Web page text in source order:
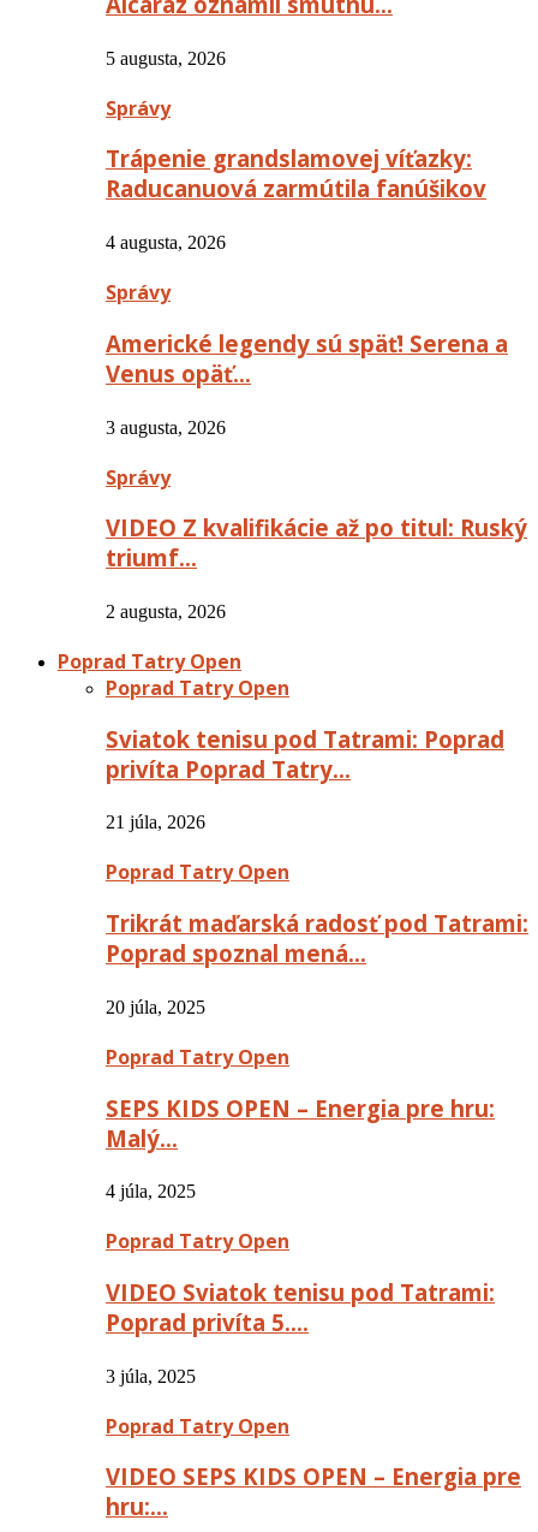
5 augusta, 2026
Správy
Trápenie grandslamovej víťazky:
Raducanuová zarmútila fanúšikov
4 augusta, 2026
Správy
Americké legendy sú späť! Serena a
Venus opäť…
3 augusta, 2026
Správy
VIDEO Z kvalifikácie až po titul: Ruský
triumf…
2 augusta, 2026
Poprad Tatry Open
Poprad Tatry Open
Sviatok tenisu pod Tatrami: Poprad
privíta Poprad Tatry…
21 júla, 2026
Poprad Tatry Open
Trikrát maďarská radosť pod Tatrami:
Poprad spoznal mená…
20 júla, 2025
Poprad Tatry Open
SEPS KIDS OPEN – Energia pre hru:
Malý…
4 júla, 2025
Poprad Tatry Open
VIDEO Sviatok tenisu pod Tatrami:
Poprad privíta 5….
3 júla, 2025
Poprad Tatry Open
VIDEO SEPS KIDS OPEN – Energia pre
hru:…